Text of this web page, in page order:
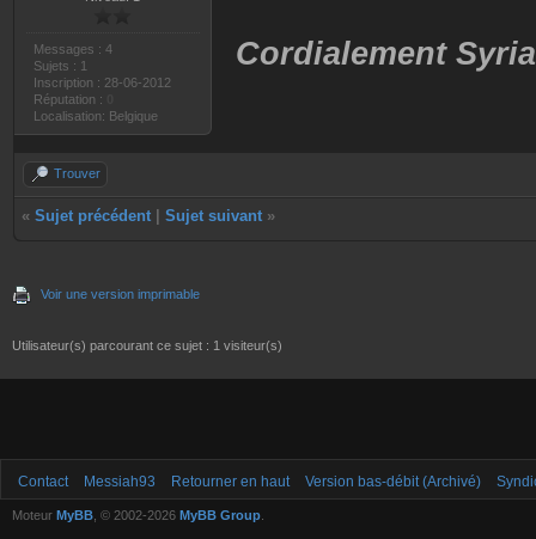
Messages : 4
Sujets : 1
Inscription : 28-06-2012
Réputation :
Localisation: Belgique
Cordialement
Trouver
« Sujet précédent Sujet suivant »
Voir une version imprimable
Utilisateur(s) parcourant ce sujet : 1 visiteur(s)
Contact Messiah93 Retourner en haut Version bas-débit (Archivé)
Moteur MyBB , © 2002-2026 MyBB Group